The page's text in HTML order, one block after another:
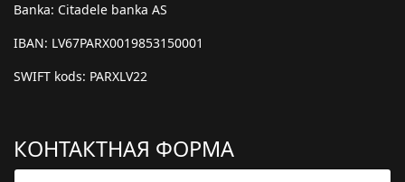
Banka: Citadele banka AS
IBAN: LV67PARX0019853150001
SWIFT kods: PARXLV22
КОНТАКТНАЯ ФОРМА